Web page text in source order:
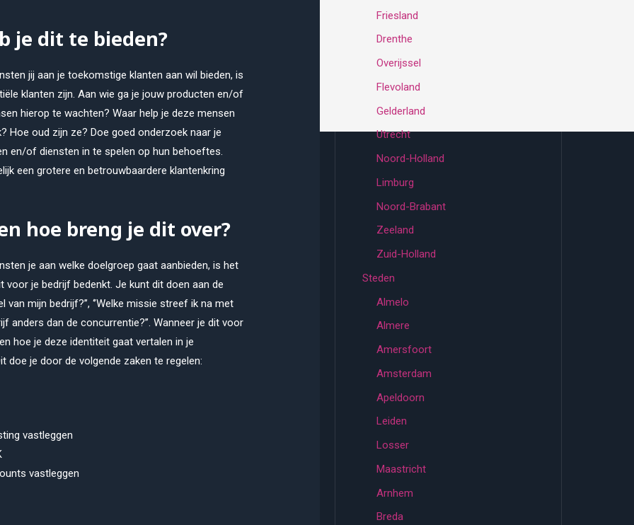
je dit te bieden?
jij aan je toekomstige klanten aan wil bieden, is
klanten zijn. Aan wie ga je jouw producten en/of
hierop te wachten? Waar help je deze mensen
Hoe oud zijn ze? Doe goed onderzoek naar je
en/of diensten in te spelen op hun behoeftes.
een grotere en betrouwbaardere klantenkring
hoe breng je dit over?
je aan welke doelgroep gaat aanbieden, is het
voor je bedrijf bedenkt. Je kunt dit doen aan de
van mijn bedrijf?’’, ‘’Welke missie streef ik na met
anders dan de concurrentie?’’. Wanneer je dit voor
hoe je deze identiteit gaat vertalen in je
doe je door de volgende zaken te regelen:
vastleggen
vastleggen
Friesland
Drenthe
Overijssel
Flevoland
Gelderland
Utrecht
Noord-Holland
Limburg
Noord-Brabant
Zeeland
Zuid-Holland
Steden
Almelo
Almere
Amersfoort
Amsterdam
Apeldoorn
Leiden
Losser
Maastricht
Arnhem
Breda